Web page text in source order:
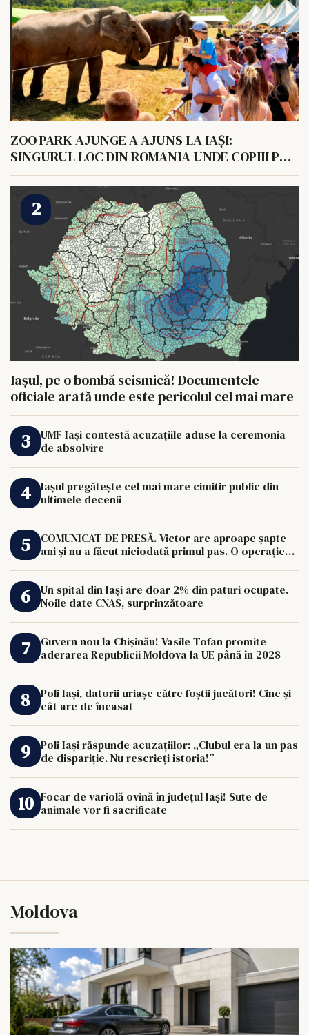
ZOO PARK AJUNGE A AJUNS LA IAȘI:
SINGURUL LOC DIN ROMANIA UNDE COPIII POT
HRANI UN ELEFANT
Iașul, pe o bombă seismică! Documentele
oficiale arată unde este pericolul cel mai mare
UMF Iași contestă acuzațiile aduse la ceremonia
de absolvire
Iașul pregătește cel mai mare cimitir public din
ultimele decenii
COMUNICAT DE PRESĂ. Victor are aproape șapte
ani și nu a făcut niciodată primul pas. O operație
Un spital din Iași are doar 2% din paturi ocupate.
Noile date CNAS, surprinzătoare
Guvern nou la Chișinău! Vasile Tofan promite
aderarea Republicii Moldova la UE până în 2028
Poli Iași, datorii uriașe către foștii jucători! Cine și
cât are de încasat
Poli Iași răspunde acuzațiilor: „Clubul era la un pas
de dispariție. Nu rescrieți istoria!”
Focar de variolă ovină în județul Iași! Sute de
animale vor fi sacrificate
Moldova